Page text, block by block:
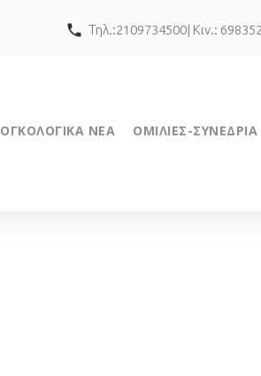
call Τηλ.:2109734500| Κιν.:
ΟΓΚΟΛΟΓΙΚΑ ΝΕΑ ΟΜΙΛΙΕΣ-ΣΥΝΕΔΡΙΑ